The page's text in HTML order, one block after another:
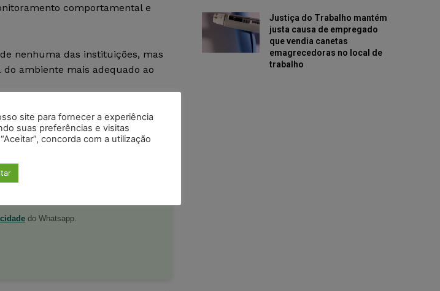
comportamental e
nenhuma das instituições, mas
ambiente mais adequado ao
Portal Juristas.
do Whatsapp.
Justiça do Trabalho mantém
justa causa de empregado
que vendia canetas
emagrecedoras no local de
trabalho
site para fornecer a experiência
suas preferências e visitas
concorda com a utilização